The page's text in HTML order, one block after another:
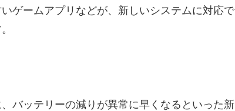
ゲームアプリなどが、新しいシステムに対応で
バッテリーの減りが異常に早くなるといった新